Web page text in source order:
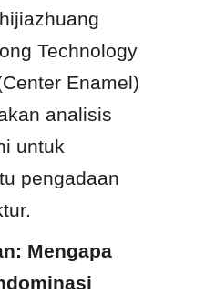
Technology
Enamel)
analisis
untuk
pengadaan
Mengapa